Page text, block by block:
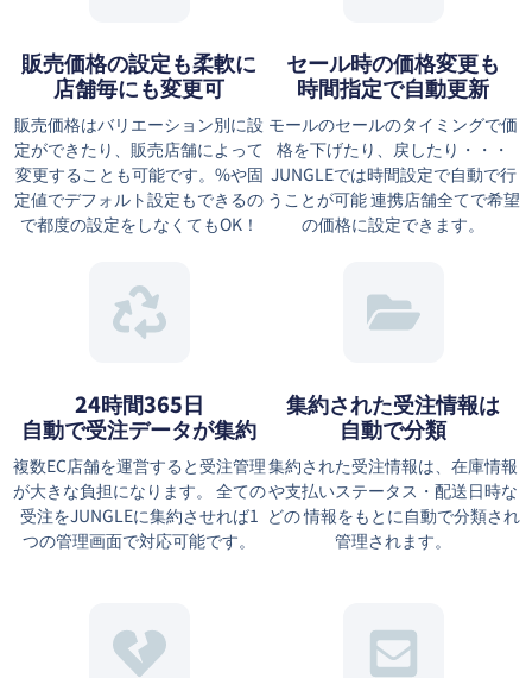
販売価格の設定も柔軟に
店舗毎にも変更可
販売価格はバリエーション別に設
定ができたり、販売店舗によって
変更することも可能です。%や固
定値でデフォルト設定もできるの
で都度の設定をしなくてもOK！
セール時の価格変更も
時間指定で自動更新
モールのセールのタイミングで価
格を下げたり、戻したり・・・
JUNGLEでは時間設定で自動で行
うことが可能 連携店舗全てで希望
の価格に設定できます。
24時間365日
自動で受注データが集約
複数EC店舗を運営すると受注管理
が大きな負担になります。 全ての
受注をJUNGLEに集約させれば1
つの管理画面で対応可能です。
集約された受注情報は
⾃動で分類
集約された受注情報は、在庫情報
や⽀払いステータス・配送⽇時な
どの 情報をもとに⾃動で分類され
管理されます。